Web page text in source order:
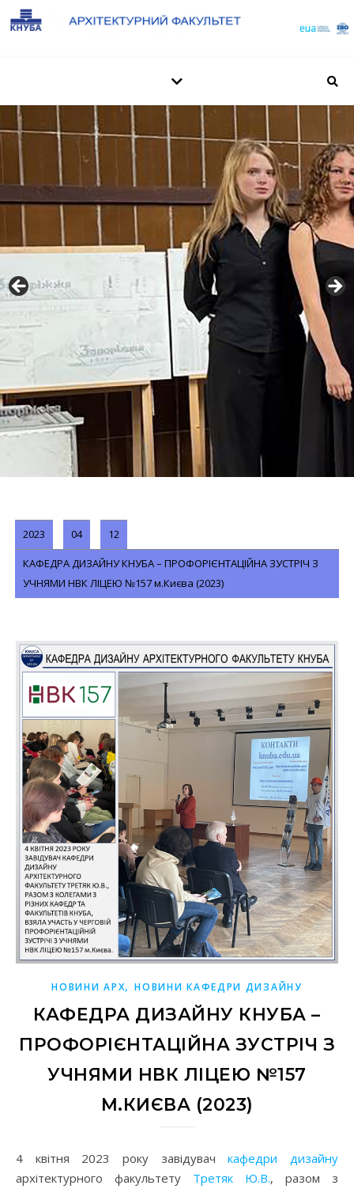
2023 04 12
КАФЕДРА ДИЗАЙНУ КНУБА – ПРОФОРІЄНТАЦІЙНА ЗУСТРІЧ З
УЧНЯМИ НВК ЛІЦЕЮ №157 м.Києва (2023)
НОВИНИ АРХ,НОВИНИ КАФЕДРИ ДИЗАЙНУ
КАФЕДРА ДИЗАЙНУ КНУБА –
ПРОФОРІЄНТАЦІЙНА ЗУСТРІЧ З
УЧНЯМИ НВК ЛІЦЕЮ №157
М.КИЄВА (2023)
4 квітня 2023 року завідувачкафедри дизайну
архітектурного факультету Третяк Ю.В., разом з